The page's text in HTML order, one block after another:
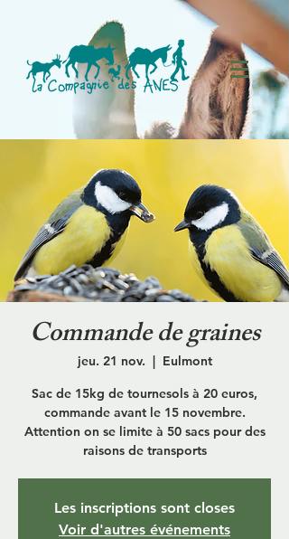
Commande de graines
jeu. 21 nov.
  |
Eulmont
Sac de 15kg de tournesols à 20 euros,
commande avant le 15 novembre.
Attention on se limite à 50 sacs pour des
raisons de transports
Les inscriptions sont closes
Voir d'autres événements